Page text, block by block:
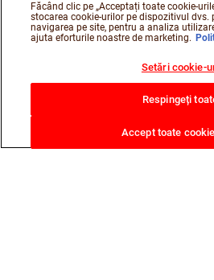
Făcând clic pe „Acceptați toate cookie-
stocarea cookie-urilor pe dispozitivul
navigarea pe site, pentru a analiza
ajuta eforturile noastre de marketing.
Setări cookie-
Respingeți
Accept toate